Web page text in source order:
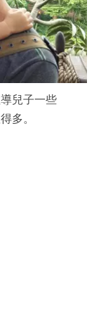
兒子一些
多。